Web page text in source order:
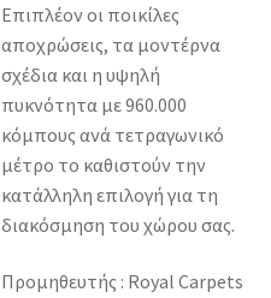
Επιπλέον οι ποικίλες
αποχρώσεις, τα μοντέρνα
σχέδια και η υψηλή
πυκνότητα με 960.000
κόμπους ανά τετραγωνικό
μέτρο το καθιστούν την
κατάλληλη επιλογή για τη
διακόσμηση του χώρου σας.
Προμηθευτής : Royal Carpets